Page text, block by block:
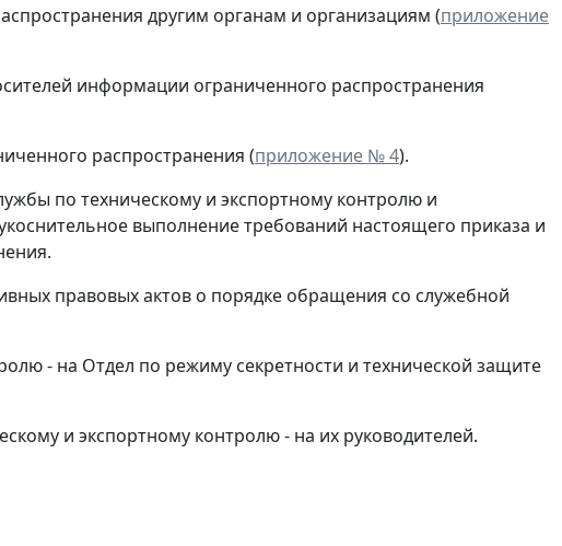
другим органам и организациям (приложение
информации ограниченного распространения
распространения (приложение № 4).
по техническому и экспортному контролю и
выполнение требований настоящего приказа и
правовых актов о порядке обращения со служебной
- на Отдел по режиму секретности и технической защите
и экспортному контролю - на их руководителей.